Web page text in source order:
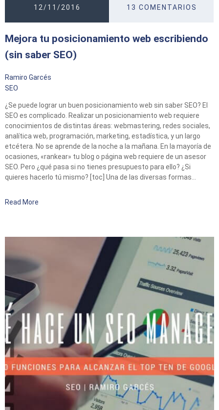
12/11/2016 13 COMENTARIOS
Mejora tu posicionamiento web escribiendo
(sin saber SEO)
Ramiro Garcés
SEO
¿Se puede lograr un buen posicionamiento web sin saber SEO? El
SEO es complicado. Realizar un posicionamiento web requiere
conocimientos de distintas áreas: webmastering, redes sociales,
analítica web, programación, marketing, estadística, y un largo
etcétera. No se aprende de la noche a la mañana. En la mayoría de
ocasiones, «rankear» tu blog o página web requiere de un asesor
SEO. Pero ¿qué pasa si no tienes presupuesto para ello? ¿Si
quieres hacerlo tú mismo? [toc] Una de las diversas formas…
Read More